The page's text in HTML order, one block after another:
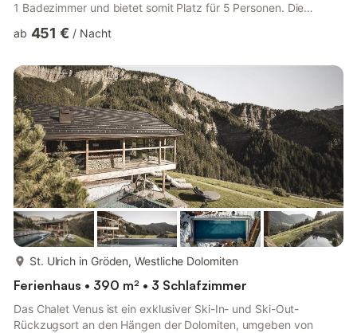
1 Badezimmer und bietet somit Platz für 5 Personen. Die
Videoanrufe geeignet), Heizung und Satellitenfernsehen. Kinder
vorhanden. Zu Ihrem privaten Außenbereich gehören ein
Garten, ein Balkon, ein Grill und ein Spielplatz. Ein
gemeinschaftlich genutzt...
ab 451 € / Nacht
St. Ulrich in Gröden, Westliche Dolomiten
Ferienhaus • 390 m² • 3 Schlafzimmer
Das Chalet Venus ist ein exklusiver Ski-In- und Ski-Out-
Rückzugsort an den Hängen der Dolomiten, umgeben von